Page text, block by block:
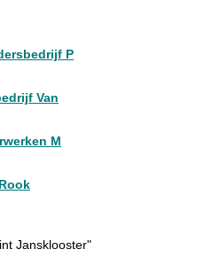
P
Van
M
Jansklooster"